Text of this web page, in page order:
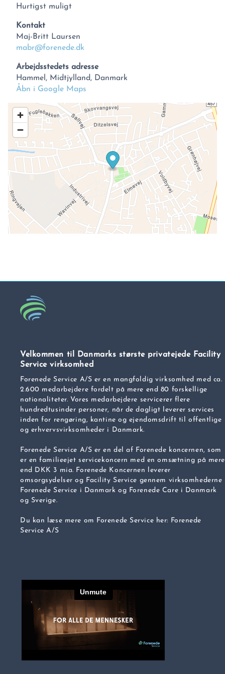
Hurtigst muligt
Kontakt
Maj-Britt Laursen
mabr@forenede.dk
Arbejdsstedets adresse
Hammel, Midtjylland, Danmark
Åbn i Google Maps
Velkommen til Danmarks største privatejede Facility
Service virksomhed
Forenede Service A/S er en mangfoldig virksomhed med ca.
2.600 medarbejdere fordelt på mere end 80 forskellige
nationaliteter. Vores medarbejdere servicerer flere
hundredtusinder personer, når de dagligt leverer services
inden for rengøring, kantine og ejendomsdrift til offentlige
og erhvervsvirksomheder i Danmark.
Forenede Service A/S er en del af Forenede koncernen, som
er en familieejet servicekoncern med en omsætning på mere
end DKK 3 mia. Forenede Koncernen leverer
omsorgsydelser og Facility Service gennem virksomhederne
Forenede Service i Danmark og Forenede Care i Danmark
og Sverige.
Du kan læse mere om Forenede Service her: Forenede
Service A/S